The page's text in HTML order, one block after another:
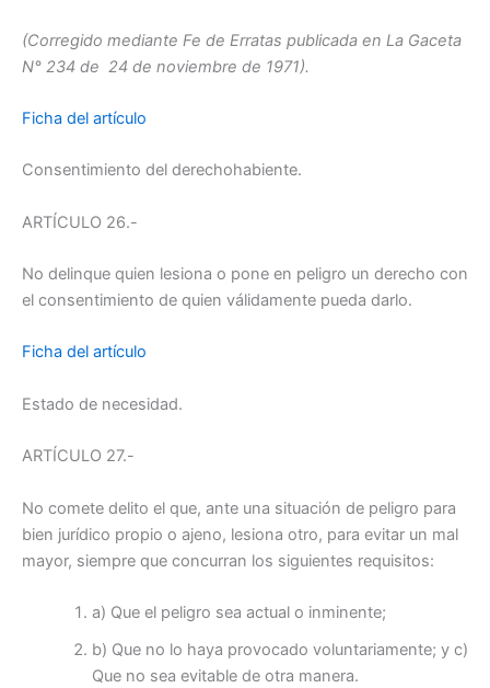
(Corregido mediante Fe de Erratas publicada en La Gaceta
N° 234 de 24 de noviembre de 1971).
Ficha del artículo
Consentimiento del derechohabiente.
ARTÍCULO 26.-
No delinque quien lesiona o pone en peligro un derecho con
el consentimiento de quien válidamente pueda darlo.
Ficha del artículo
Estado de necesidad.
ARTÍCULO 27.-
No comete delito el que, ante una situación de peligro para
bien jurídico propio o ajeno, lesiona otro, para evitar un mal
mayor, siempre que concurran los siguientes requisitos:
a) Que el peligro sea actual o inminente;
b) Que no lo haya provocado voluntariamente; y c)
Que no sea evitable de otra manera.